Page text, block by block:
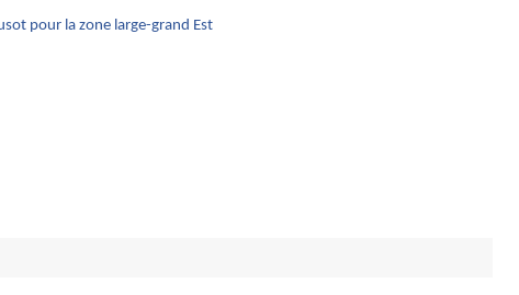
pour la zone large-grand Est